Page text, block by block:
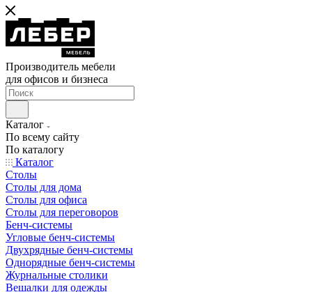
Производитель мебели
для офисов и бизнеса
Каталог
По всему сайту
По каталогу
Каталог
Столы
Столы для дома
Столы для офиса
Столы для переговоров
Бенч-системы
Угловые бенч-системы
Двухрядные бенч-системы
Однорядные бенч-системы
Журнальные столики
Вешалки для одежды